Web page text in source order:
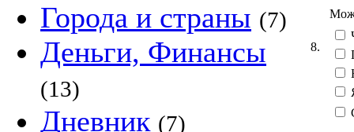
Города и страны (7)
Деньги, Финансы
(13)
Дневник (7)
8.